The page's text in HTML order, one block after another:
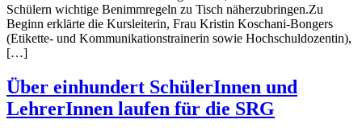
Schülern wichtige Benimmregeln zu Tisch näherzubringen.Zu
Beginn erklärte die Kursleiterin, Frau Kristin Koschani-Bongers
(Etikette- und Kommunikationstrainerin sowie Hochschuldozentin),
[…]
Über einhundert SchülerInnen und
LehrerInnen laufen für die SRG